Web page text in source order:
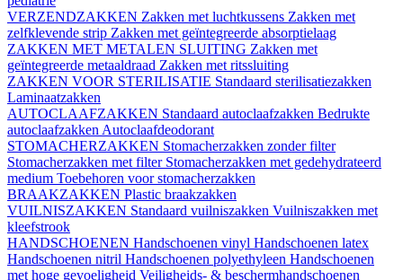
VERZENDZAKKEN Zakken met luchtkussens Zakken met
zelfklevende strip Zakken met geïntegreerde absorptielaag
ZAKKEN MET METALEN SLUITING Zakken met
geïntegreerde metaaldraad Zakken met ritssluiting
ZAKKEN VOOR STERILISATIE Standaard sterilisatiezakken
Laminaatzakken
AUTOCLAAFZAKKEN Standaard autoclaafzakken Bedrukte
autoclaafzakken Autoclaafdeodorant
STOMACHERZAKKEN Stomacherzakken zonder filter
Stomacherzakken met filter Stomacherzakken met gedehydrateerd
medium Toebehoren voor stomacherzakken
BRAAKZAKKEN Plastic braakzakken
VUILNISZAKKEN Standaard vuilniszakken Vuilniszakken met
kleefstrook
HANDSCHOENEN Handschoenen vinyl Handschoenen latex
Handschoenen nitril Handschoenen polyethyleen Handschoenen
met hoge gevoeligheid Veiligheids- & beschermhandschoenen